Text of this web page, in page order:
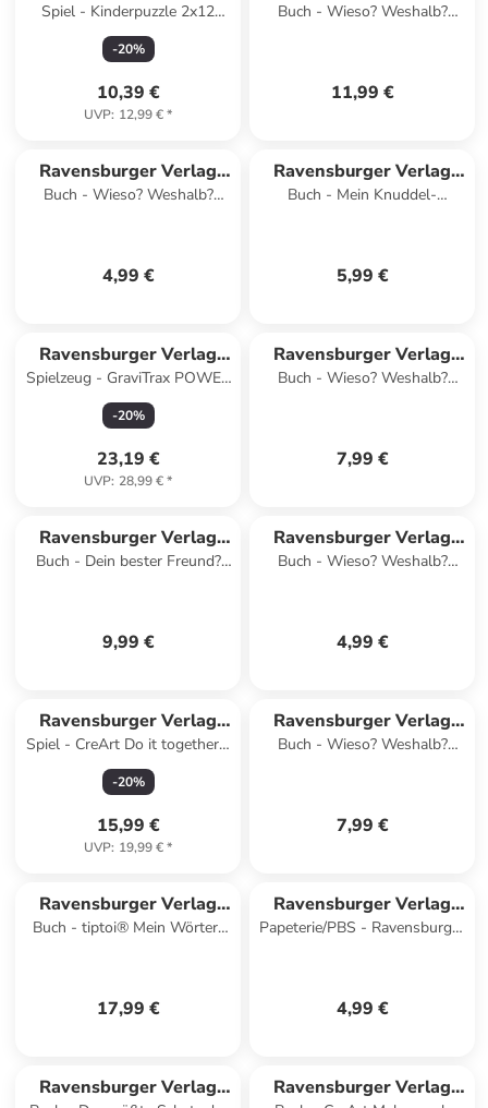
GmbH
Spiel - Kinderpuzzle 2x12
Teile - Bluey - Familienzeit
-20%
10,39 €
UVP: 12,99 €*
GmbH
Buch - Wieso? Weshalb?
11,99 €
Ravensburger Verlag
GmbH
Buch - Wieso? Weshalb?
4,99 €
Ravensburger Verlag
GmbH
Buch - Mein Knuddel-
5,99 €
Ravensburger Verlag
GmbH
Spielzeug - GraviTrax POWER
Element Light
-20%
23,19 €
UVP: 28,99 €*
Ravensburger Verlag
GmbH
Buch - Wieso? Weshalb?
7,99 €
Ravensburger Verlag
GmbH
Buch - Dein bester Freund?
9,99 €
Ravensburger Verlag
GmbH
Buch - Wieso? Weshalb?
4,99 €
Ravensburger Verlag
GmbH
Spiel - CreArt Do it together -
Krokodil
-20%
15,99 €
UVP: 19,99 €*
Ravensburger Verlag
GmbH
Buch - Wieso? Weshalb?
7,99 €
Ravensburger Verlag
GmbH
Buch - tiptoi® Mein Wörter-
17,99 €
Ravensburger Verlag
GmbH
Papeterie/PBS - Ravensburger
4,99 €
Ravensburger Verlag
Ravensburger Verlag